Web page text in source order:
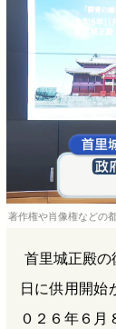
b
o
o
k
n
著作権や肖像権などの
首里城正殿
日に供用開始
０２６年６月